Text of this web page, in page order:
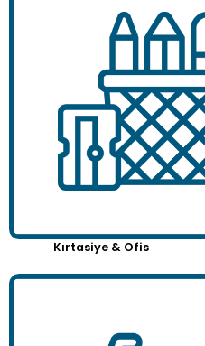
Kırtasiye & Ofis